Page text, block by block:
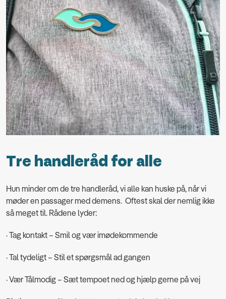
Tre handleråd for alle
Hun minder om de tre handleråd, vi alle kan huske på, når vi
møder en passager med demens. Oftest skal der nemlig ikke
så meget til. Rådene lyder:
· Tag kontakt – Smil og vær imødekommende
· Tal tydeligt – Stil et spørgsmål ad gangen
· Vær Tålmodig – Sæt tempoet ned og hjælp gerne på vej